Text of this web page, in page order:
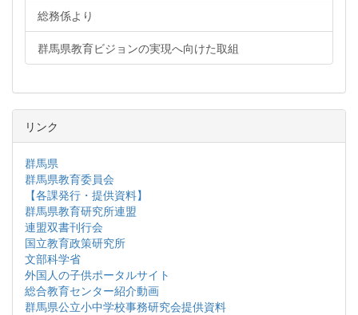
総務係より
群馬県教育ビジョンの実現へ向けた取組
リンク
群馬県
群馬県教育委員会
【各課発行・提供資料】
群馬県教育研究所連盟
連盟双書刊行会
国立教育政策研究所
文部科学省
外国人の子供ポータルサイト
総合教育センター紹介動画
群馬県公立小中学校事務研究会提供資料